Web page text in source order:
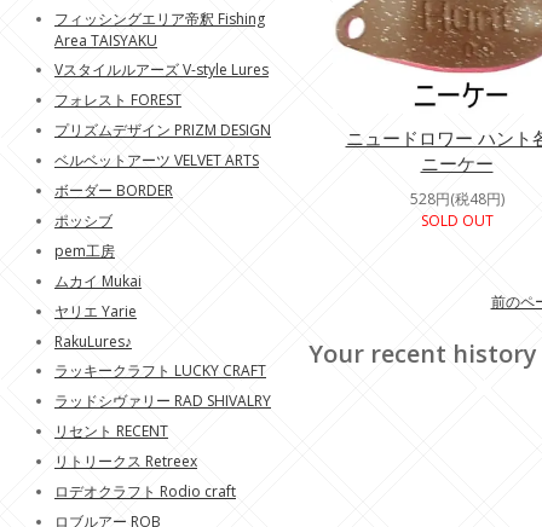
ニュードロワー ハント
ニーケー
528円(税48円)
SOLD OUT
前のペ
Your recent history
フィッシングエリア帝釈 Fishing
Area TAISYAKU
Vスタイルルアーズ V-style Lures
フォレスト FOREST
プリズムデザイン PRIZM DESIGN
ベルベットアーツ VELVET ARTS
ボーダー BORDER
ポッシブ
pem工房
ムカイ Mukai
ヤリエ Yarie
RakuLures♪
ラッキークラフト LUCKY CRAFT
ラッドシヴァリー RAD SHIVALRY
リセント RECENT
リトリークス Retreex
ロデオクラフト Rodio craft
ロブルアー ROB